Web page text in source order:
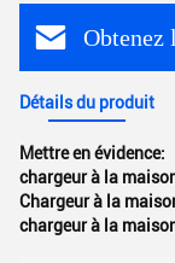
Détails du produit
Mettre en évidence:
chargeur à la
Chargeur à la
chargeur à la